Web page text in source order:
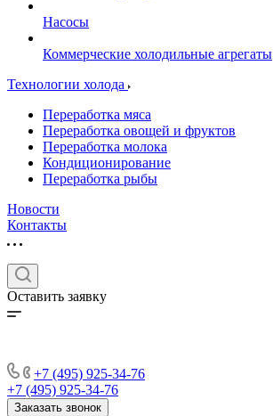
Насосы
Коммерческие холодильные агрегаты
Технологии холода
Переработка мяса
Переработка овощей и фруктов
Переработка молока
Кондиционирование
Переработка рыбы
Новости
Контакты
Оставить заявку
+7 (495) 925-34-76
+7 (495) 925-34-76
Заказать звонок